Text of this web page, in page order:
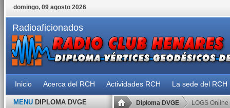
domingo, 09 agosto 2026
Radioaficionados
Inicio Acerca del RCH Actividades RCH La sede del RCH
Diploma DVGE LOGS Online
MENUDIPLOMA DVGE